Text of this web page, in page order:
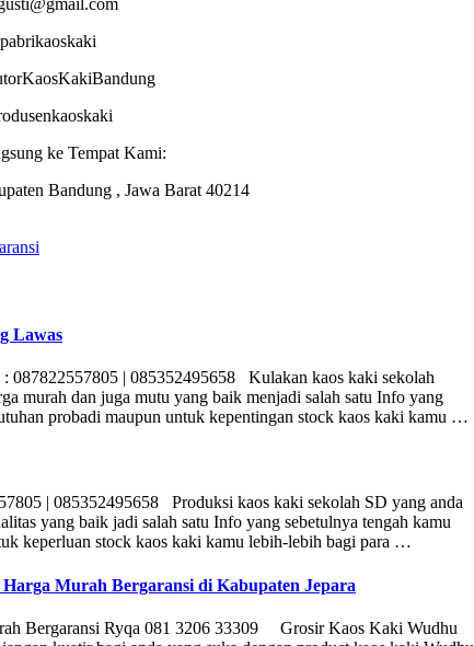
ke Tempat Kami:
Bandung , Jawa Barat 40214
Lawas
| 085352495658 Kulakan kaos kaki sekolah
murah dan juga mutu yang baik menjadi salah satu Info yang
probadi maupun untuk kepentingan stock kaos kaki kamu …
| 085352495658 Produksi kaos kaki sekolah SD yang anda
yang baik jadi salah satu Info yang sebetulnya tengah kamu
keperluan stock kaos kaki kamu lebih-lebih bagi para …
Murah Bergaransi di Kabupaten Jepara
Bergaransi Ryqa 081 3206 33309 Grosir Kaos Kaki Wudhu